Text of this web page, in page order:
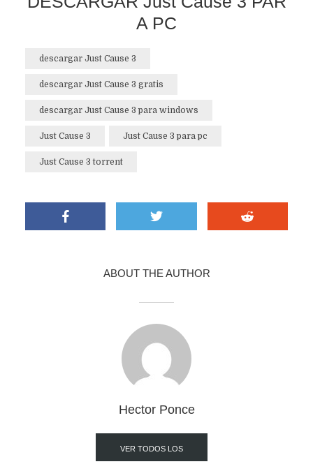
A PC
descargar Just Cause 3
descargar Just Cause 3 gratis
descargar Just Cause 3 para windows
Just Cause 3 Just Cause 3 para pc
Just Cause 3 torrent
ABOUT THE AUTHOR
Hector Ponce
VER TODOS LOS